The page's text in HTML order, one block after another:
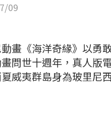
09
畫《海洋奇緣》以勇
問世十週年，真人版
威夷群島身為玻里尼